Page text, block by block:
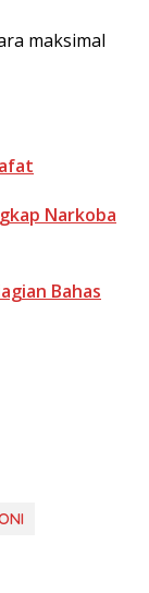
maksimal
Narkoba
Bahas